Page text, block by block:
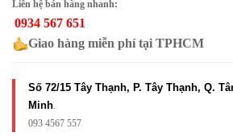
Liên hệ bán hàng nhanh:
0934 567 651
Giao hàng miễn phí tại TPHCM
Số 72/15 Tây Thạnh, P. Tây Thạnh, Q.
Minh
093 4567 557